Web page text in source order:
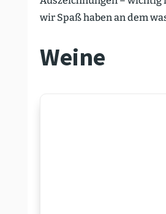
wir Spaß haben an dem
Weine